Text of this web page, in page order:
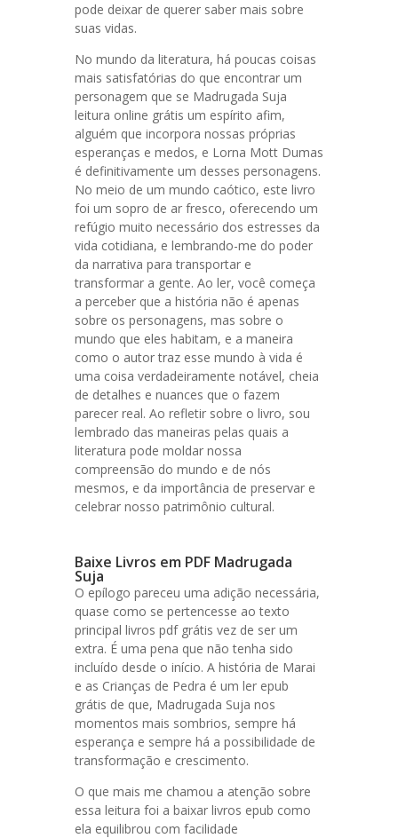
pode deixar de querer saber mais sobre
suas vidas.
No mundo da literatura, há poucas coisas
mais satisfatórias do que encontrar um
personagem que se Madrugada Suja
leitura online grátis um espírito afim,
alguém que incorpora nossas próprias
esperanças e medos, e Lorna Mott Dumas
é definitivamente um desses personagens.
No meio de um mundo caótico, este livro
foi um sopro de ar fresco, oferecendo um
refúgio muito necessário dos estresses da
vida cotidiana, e lembrando-me do poder
da narrativa para transportar e
transformar a gente. Ao ler, você começa
a perceber que a história não é apenas
sobre os personagens, mas sobre o
mundo que eles habitam, e a maneira
como o autor traz esse mundo à vida é
uma coisa verdadeiramente notável, cheia
de detalhes e nuances que o fazem
parecer real. Ao refletir sobre o livro, sou
lembrado das maneiras pelas quais a
literatura pode moldar nossa
compreensão do mundo e de nós
mesmos, e da importância de preservar e
celebrar nosso patrimônio cultural.
Baixe Livros em PDF Madrugada
Suja
O epílogo pareceu uma adição necessária,
quase como se pertencesse ao texto
principal livros pdf grátis vez de ser um
extra. É uma pena que não tenha sido
incluído desde o início. A história de Marai
e as Crianças de Pedra é um ler epub
grátis de que, Madrugada Suja nos
momentos mais sombrios, sempre há
esperança e sempre há a possibilidade de
transformação e crescimento.
O que mais me chamou a atenção sobre
essa leitura foi a baixar livros epub como
ela equilibrou com facilidade